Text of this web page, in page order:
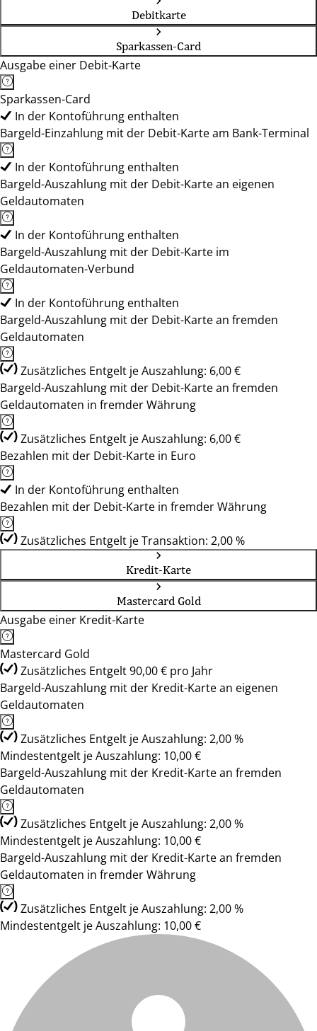
Debitkarte
Sparkassen-Card
Ausgabe einer Debit-Karte
Sparkassen-Card
In der Kontoführung enthalten
Bargeld-Einzahlung mit der Debit-Karte am Bank-Terminal
In der Kontoführung enthalten
Bargeld-Auszahlung mit der Debit-Karte an eigenen
Geldautomaten
In der Kontoführung enthalten
Bargeld-Auszahlung mit der Debit-Karte im
Geldautomaten-Verbund
In der Kontoführung enthalten
Bargeld-Auszahlung mit der Debit-Karte an fremden
Geldautomaten
Zusätzliches Entgelt je Auszahlung: 6,00 €
Bargeld-Auszahlung mit der Debit-Karte an fremden
Geldautomaten in fremder Währung
Zusätzliches Entgelt je Auszahlung: 6,00 €
Bezahlen mit der Debit-Karte in Euro
In der Kontoführung enthalten
Bezahlen mit der Debit-Karte in fremder Währung
Zusätzliches Entgelt je Transaktion: 2,00 %
Kredit-Karte
Mastercard Gold
Ausgabe einer Kredit-Karte
Mastercard Gold
Zusätzliches Entgelt 90,00 € pro Jahr
Bargeld-Auszahlung mit der Kredit-Karte an eigenen
Geldautomaten
Zusätzliches Entgelt je Auszahlung: 2,00 %
Mindestentgelt je Auszahlung: 10,00 €
Bargeld-Auszahlung mit der Kredit-Karte an fremden
Geldautomaten
Zusätzliches Entgelt je Auszahlung: 2,00 %
Mindestentgelt je Auszahlung: 10,00 €
Bargeld-Auszahlung mit der Kredit-Karte an fremden
Geldautomaten in fremder Währung
Zusätzliches Entgelt je Auszahlung: 2,00 %
Mindestentgelt je Auszahlung: 10,00 €